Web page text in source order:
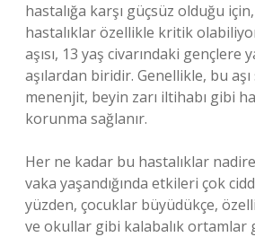
hastalığa karşı güçsüz olduğu
hastalıklar özellikle kritik
aşısı, 13 yaş civarındaki gençlere
aşılardan biridir. Genellikle, bu
menenjit, beyin zarı iltihabı gibi
korunma sağlanır.
Her ne kadar bu hastalıklar
vaka yaşandığında etkileri çok
yüzden, çocuklar büyüdükçe,
ve okullar gibi kalabalık ortamlar